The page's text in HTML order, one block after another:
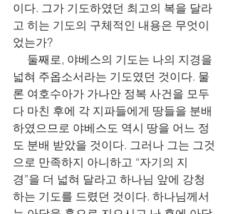
이다. 그가 기도하였던 최고의 복을 달라
고 히는 기도의 구체적인 내용은 무엇이
었는가?
둘째로, 야베스의 기도는 나의 지경을
넓혀 주옵소서라는 기도였던 것이다. 물
론 여호수아가 가나안 정복 사건을 모두
다 마친 후에 각 지파들에게 땅들을 분배
하였으므로 야베스도 역시 땅을 어느 정
도 분배 받았을 것이다. 그러나 그는 그것
으로 만족하지 아니하고 “자기의 지
경”을 더 넓혀 달라고 하나님 앞에 강청
하는 기도를 드렸던 것이다. 하나님께서